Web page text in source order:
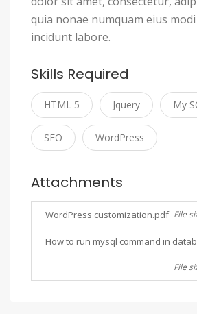
quia nonae numquam eius
incidunt labore.
Skills Required
HTML 5 Jquery My
SEO WordPress
Attachments
WordPress customization.pdf File
How to run mysql command in
File